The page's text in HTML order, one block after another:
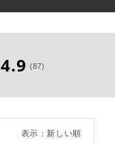
4.9 (87)
表示：新しい順